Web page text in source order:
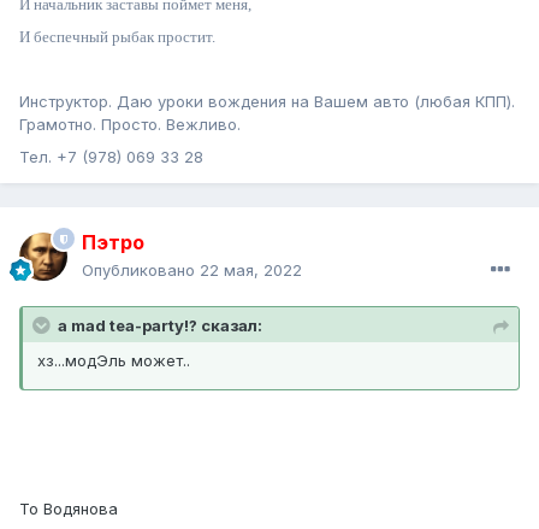
И начальник заставы поймет меня,
И беспечный рыбак простит.
Инструктор. Даю уроки вождения на Вашем авто (любая КПП).
Грамотно. Просто. Вежливо.
Тел. +7 (978) 069 33 28
Пэтро
Опубликовано 22 мая, 2022
a mad tea-party!? сказал:
хз...модЭль может..
То Водянова